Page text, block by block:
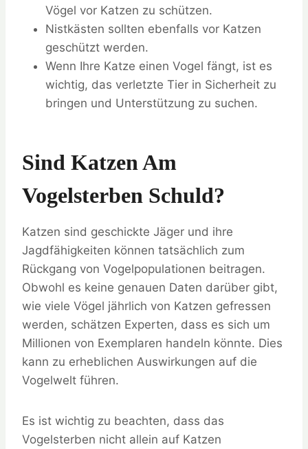
Vögel vor Katzen zu schützen.
Nistkästen sollten ebenfalls vor Katzen
geschützt werden.
Wenn Ihre Katze einen Vogel fängt, ist es
wichtig, das verletzte Tier in Sicherheit zu
bringen und Unterstützung zu suchen.
Sind Katzen Am
Vogelsterben Schuld?
Katzen sind geschickte Jäger und ihre
Jagdfähigkeiten können tatsächlich zum
Rückgang von Vogelpopulationen beitragen.
Obwohl es keine genauen Daten darüber gibt,
wie viele Vögel jährlich von Katzen gefressen
werden, schätzen Experten, dass es sich um
Millionen von Exemplaren handeln könnte. Dies
kann zu erheblichen Auswirkungen auf die
Vogelwelt führen.
Es ist wichtig zu beachten, dass das
Vogelsterben nicht allein auf Katzen